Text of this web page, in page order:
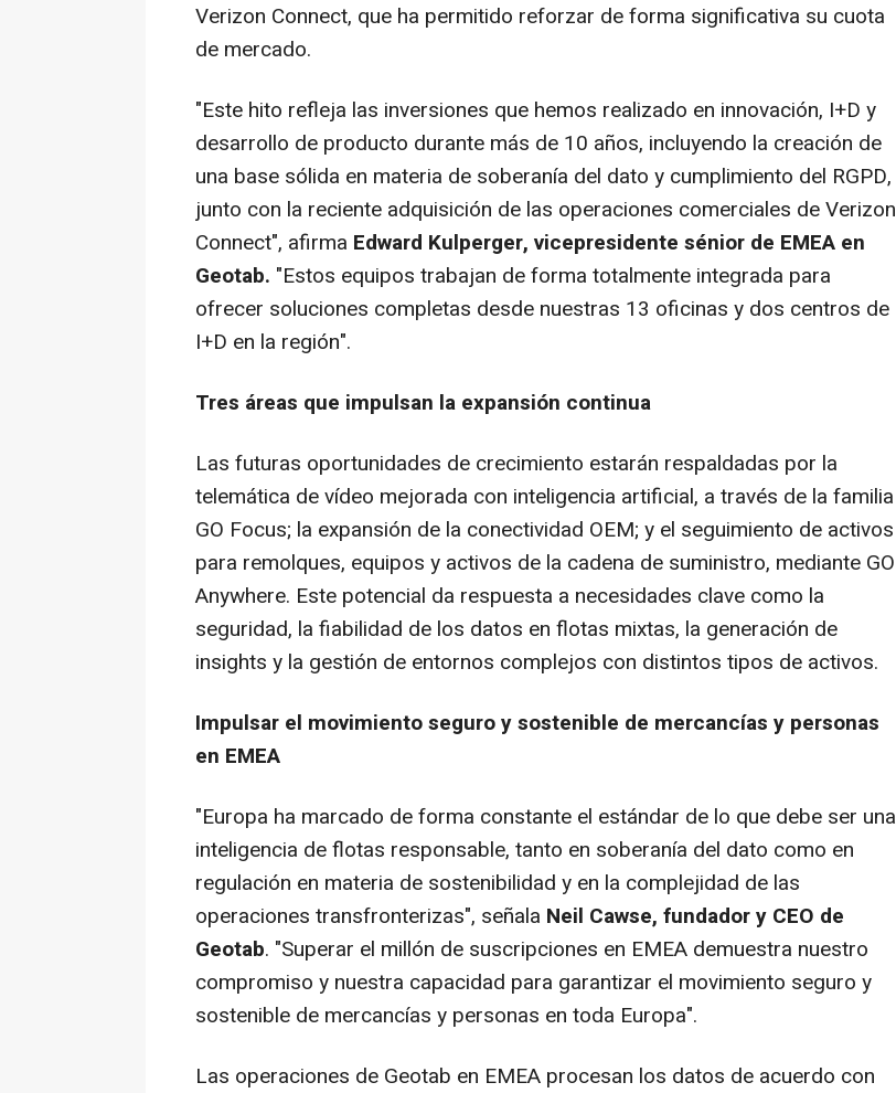
Verizon Connect, que ha permitido reforzar de forma significativa su cuota
de mercado.
"Este hito refleja las inversiones que hemos realizado en innovación, I+D y
desarrollo de producto durante más de 10 años, incluyendo la creación de
una base sólida en materia de soberanía del dato y cumplimiento del RGPD,
junto con la reciente adquisición de las operaciones comerciales de Verizon
Connect", afirma Edward Kulperger, vicepresidente sénior de EMEA en
Geotab. "Estos equipos trabajan de forma totalmente integrada para
ofrecer soluciones completas desde nuestras 13 oficinas y dos centros de
I+D en la región".
Tres áreas que impulsan la expansión continua
Las futuras oportunidades de crecimiento estarán respaldadas por la
telemática de vídeo mejorada con inteligencia artificial, a través de la familia
GO Focus; la expansión de la conectividad OEM; y el seguimiento de activos
para remolques, equipos y activos de la cadena de suministro, mediante GO
Anywhere. Este potencial da respuesta a necesidades clave como la
seguridad, la fiabilidad de los datos en flotas mixtas, la generación de
insights y la gestión de entornos complejos con distintos tipos de activos.
Impulsar el movimiento seguro y sostenible de mercancías y personas
en EMEA
"Europa ha marcado de forma constante el estándar de lo que debe ser una
inteligencia de flotas responsable, tanto en soberanía del dato como en
regulación en materia de sostenibilidad y en la complejidad de las
operaciones transfronterizas", señala Neil Cawse, fundador y CEO de
Geotab. "Superar el millón de suscripciones en EMEA demuestra nuestro
compromiso y nuestra capacidad para garantizar el movimiento seguro y
sostenible de mercancías y personas en toda Europa".
Las operaciones de Geotab en EMEA procesan los datos de acuerdo con